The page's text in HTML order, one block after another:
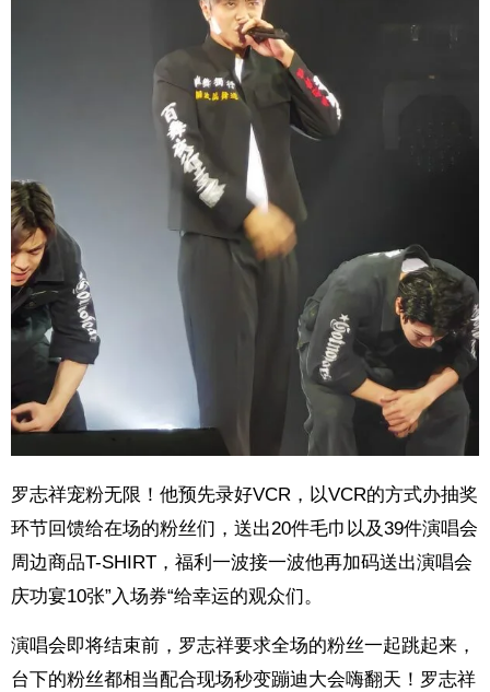
罗志祥宠粉无限！他预先录好VCR，以VCR的方式办抽奖
环节回馈给在场的粉丝们，送出20件毛巾以及39件演唱会
周边商品T-SHIRT，福利一波接一波他再加码送出演唱会
庆功宴10张”入场券“给幸运的观众们。
演唱会即将结束前，罗志祥要求全场的粉丝一起跳起来，
台下的粉丝都相当配合现场秒变蹦迪大会嗨翻天！罗志祥